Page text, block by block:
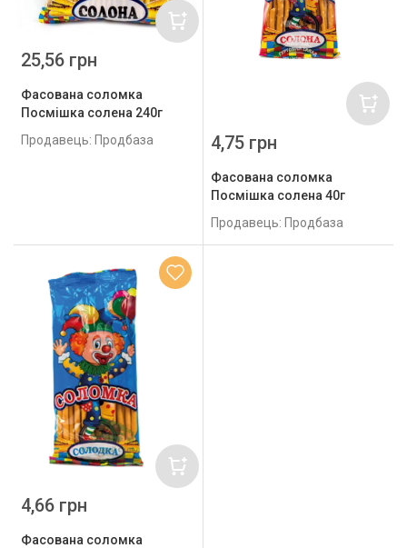
Фасована соломка
Посмішка солена 240г
Продавець: Продбаза
25,56 грн
Фасована соломка
Посмішка солена 40г
Продавець: Продбаза
4,75 грн
Фасована соломка
4,66 грн